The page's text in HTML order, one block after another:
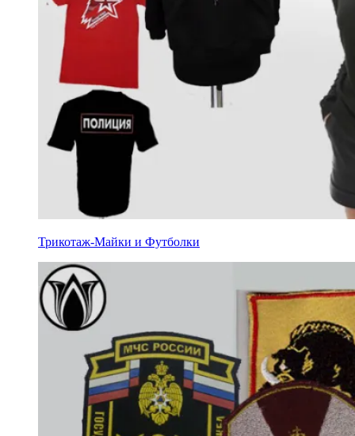
Трикотаж-Майки и Футболки